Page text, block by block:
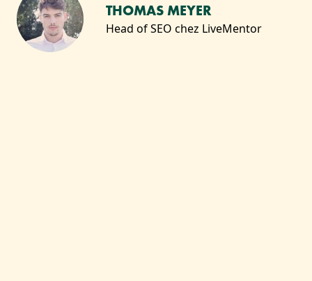
THOMAS MEYER
Head of SEO chez LiveMentor